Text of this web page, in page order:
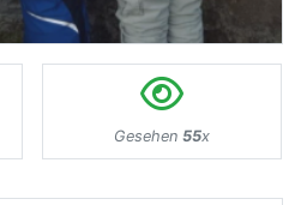
Gesehen 55x